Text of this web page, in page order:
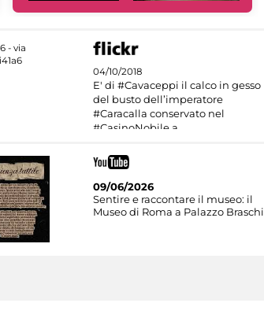
04/10/2018
E' di #Cavaceppi il calco in gesso
del busto dell’imperatore
#Caracalla conservato nel
#CasinoNobile a
09/06/2026
Sentire e raccontare il museo: il
Museo di Roma a Palazzo Braschi